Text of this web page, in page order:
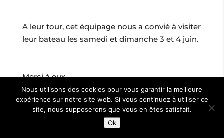
A leur tour, cet équipage nous a convié à visiter
leur bateau les samedi et dimanche 3 et 4 juin.
Merci à eux
Tous Droits réservés |Mentions légales |Agence Web
Liziweb
Nous utilisons des cookies pour vous garantir la meilleure
expérience sur notre site web. Si vous continuez à utiliser ce
site, nous supposerons que vous en êtes satisfait.
Ok